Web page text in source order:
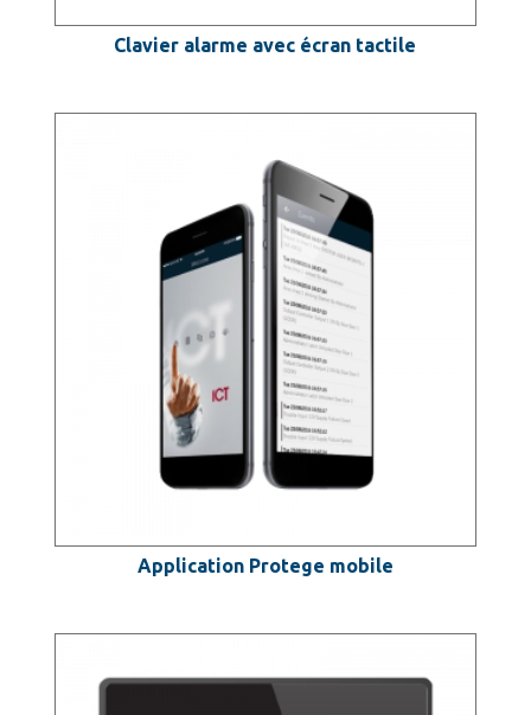
Clavier alarme avec écran tactile
Application Protege mobile